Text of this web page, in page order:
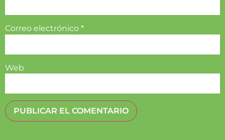
Correo electrónico *
Web